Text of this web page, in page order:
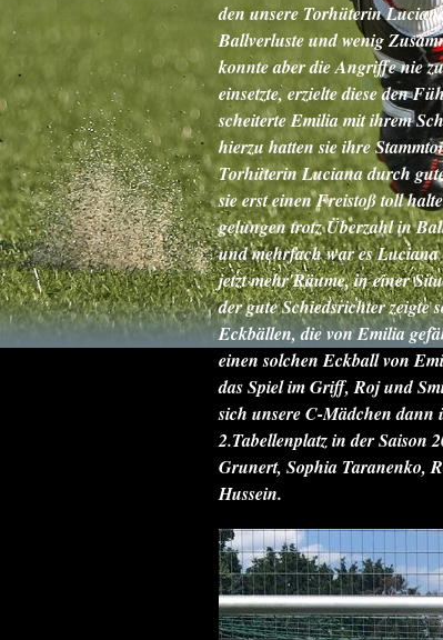
den unsere Torhüterin
Ballverluste und wenig
konnte aber die Angriffe nie
einsetzte, erzielte diese den
scheiterte Emilia mit ihrem
hierzu hatten sie ihre
Torhüterin Luciana durch
sie erst einen Freistoß toll
gelungen trotz Überzahl in
und mehrfach war es
jetzt mehr Räume, in einer
der gute Schiedsrichter zeigte
Eckbällen, die von Emilia
einen solchen Eckball von
das Spiel im Griff, Roj und
sich unsere C-Mädchen dann
2.Tabellenplatz in der Saison
Grunert, Sophia Taranenko,
Hussein.